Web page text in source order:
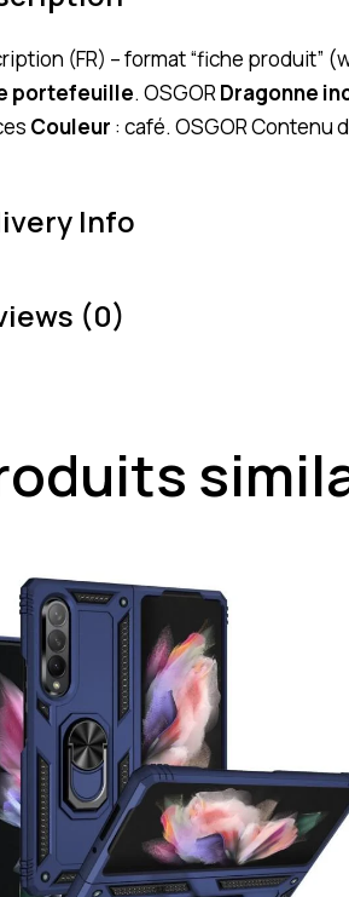
(FR) – format “fiche produit”
portefeuille. OSGORDragonne
Couleur : café. OSGOR Contenu
Info
(0)